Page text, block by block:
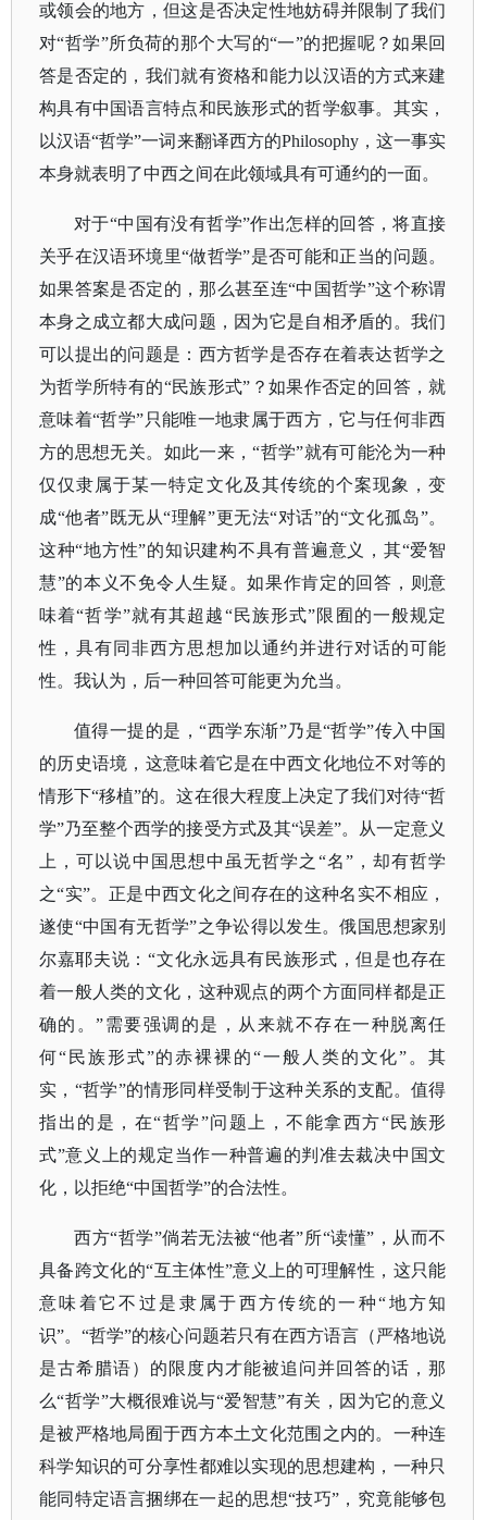
或领会的地方，但这是否决定性地妨碍并限制了我们
对“哲学”所负荷的那个大写的“一”的把握呢？如果回
答是否定的，我们就有资格和能力以汉语的方式来建
构具有中国语言特点和民族形式的哲学叙事。其实，
以汉语“哲学”一词来翻译西方的Philosophy，这一事实
本身就表明了中西之间在此领域具有可通约的一面。
对于“中国有没有哲学”作出怎样的回答，将直接
关乎在汉语环境里“做哲学”是否可能和正当的问题。
如果答案是否定的，那么甚至连“中国哲学”这个称谓
本身之成立都大成问题，因为它是自相矛盾的。我们
可以提出的问题是：西方哲学是否存在着表达哲学之
为哲学所特有的“民族形式”？如果作否定的回答，就
意味着“哲学”只能唯一地隶属于西方，它与任何非西
方的思想无关。如此一来，“哲学”就有可能沦为一种
仅仅隶属于某一特定文化及其传统的个案现象，变
成“他者”既无从“理解”更无法“对话”的“文化孤岛”。
这种“地方性”的知识建构不具有普遍意义，其“爱智
慧”的本义不免令人生疑。如果作肯定的回答，则意
味着“哲学”就有其超越“民族形式”限囿的一般规定
性，具有同非西方思想加以通约并进行对话的可能
性。我认为，后一种回答可能更为允当。
值得一提的是，“西学东渐”乃是“哲学”传入中国
的历史语境，这意味着它是在中西文化地位不对等的
情形下“移植”的。这在很大程度上决定了我们对待“哲
学”乃至整个西学的接受方式及其“误差”。
从一定意义
上，可以说中国思想中虽无哲学之 “名”，却有哲学
之“实”。正是中西文化之间存在的这种名实不相应，
遂使“中国有无哲学”之争讼得以发生。俄国思想家别
尔嘉耶夫说：“文化永远具有民族形式，但是也存在
着一般人类的文化，这种观点的两个方面同样都是正
确的。”需要强调的是，从来就不存在一种脱离任
何“民族形式”的赤裸裸的“一般人类的文化”。其
实，“哲学”的情形同样受制于这种关系的支配。值得
指出的是，在“哲学”问题上，不能拿西方“民族形
式”意义上的规定当作一种普遍的判准去裁决中国文
化，以拒绝“中国哲学”的合法性。
西方“哲学”倘若无法被“他者”所“读懂”，从而不
具备跨文化的“互主体性”意义上的可理解性，这只能
意味着它不过是隶属于西方传统的一种“地方知
识”。“哲学”的核心问题若只有在西方语言（严格地说
是古希腊语）的限度内才能被追问并回答的话，那
么“哲学”大概很难说与“爱智慧”有关，因为它的意义
是被严格地局囿于西方本土文化范围之内的。一种连
科学知识的可分享性都难以实现的思想建构，一种只
能同特定语言捆绑在一起的思想“技巧”，究竟能够包